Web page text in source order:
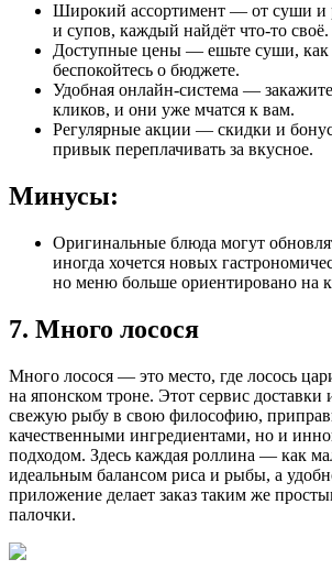
Широкий ассортимент — от суши и
и супов, каждый найдёт что-то своё.
Доступные цены — ешьте суши, как
беспокойтесь о бюджете.
Удобная онлайн-система —
кликов, и они уже мчатся к вам.
Регулярные акции — скидки и
привык переплачивать за вкусное.
Минусы:
Оригинальные блюда могут
иногда хочется новых
но меню больше ориентировано на
7. Много лосося
Много лосося — это место, где лосось
на японском троне. Этот сервис доставки
свежую рыбу в свою философию,
качественными ингредиентами, но и
подходом. Здесь каждая роллина — как
идеальным балансом риса и рыбы, а
приложение делает заказ таким же
палочки.